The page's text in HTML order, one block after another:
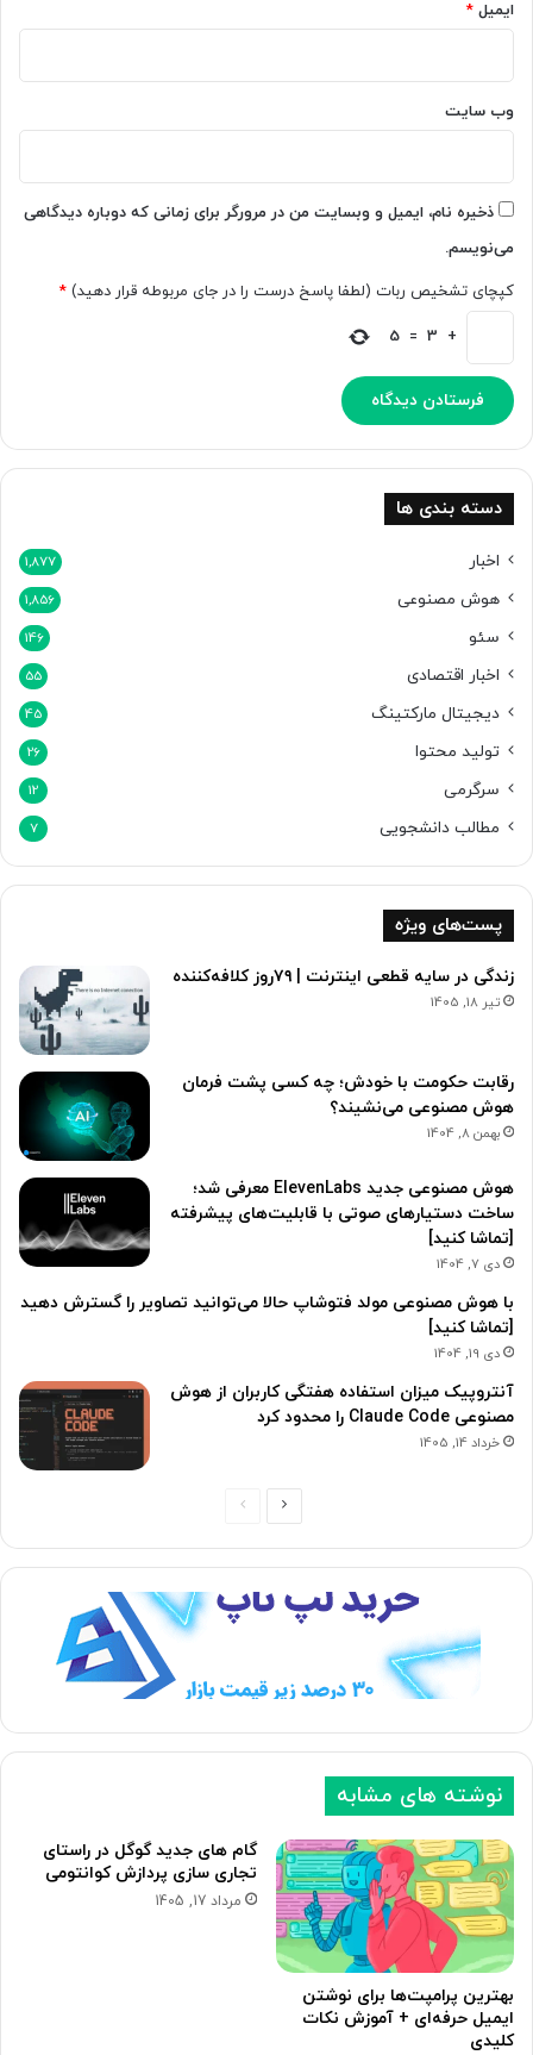
م
ر
ب
ی
ی
ت
ل
ک
ن
د
[
ت
ش
ن
]
ط
ط
ه
ی
ن
ش
ا
ه
ق
ی
[
م
ا
ا
ی
ایمیل *
وب‌ سایت
ذخیره نام، ایمیل و وبسایت من در مرورگر برای زمانی که دوباره دیدگاهی
می‌نویسم.
کپچای تشخیص ربات (لطفا پاسخ درست را در جای مربوطه قرار دهید) *
+
3
=
5
دسته بندی ها
اخبار 1,877
هوش مصنوعی 1,856
سئو 146
اخبار اقتصادی 55
دیجیتال مارکتینگ 45
تولید محتوا 26
سرگرمی 12
مطالب دانشجویی 7
پست‌های ویژه
زندگی در سایه قطعی اینترنت | ۷۹‌روز کلافه‌کننده
تیر 18, 1405
رقابت حکومت با خودش؛ چه کسی پشت فرمان
هوش مصنوعی می‌نشیند؟
بهمن 8, 1404
هوش مصنوعی جدید ElevenLabs معرفی شد؛
ساخت دستیارهای صوتی با قابلیت‌های پیشرفته
[تماشا کنید]
دی 7, 1404
با هوش مصنوعی مولد فتوشاپ حالا می‌توانید تصاویر را گسترش دهید
[تماشا کنید]
دی 19, 1404
آنتروپیک میزان استفاده هفتگی کاربران از هوش
مصنوعی Claude Code را محدود کرد
خرداد 14, 1405
ح
ه
ی
ح
ه
د
ی
نوشته های مشابه
بهترین پرامپت‌ها برای نوشتن
ایمیل حرفه‌ای + آموزش نکات
کلیدی
گام های جدید گوگل در راستای
تجاری سازی پردازش کوانتومی
مرداد 17, 1405